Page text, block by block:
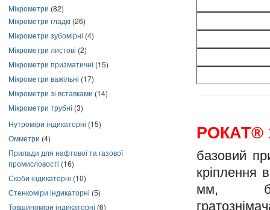
Мікрометри (82)
Мікрометри гладкі (26)
Мікрометри зубомірні (4)
Мікрометри листові (2)
Мікрометри призматичні (15)
Мікрометри важільні (17)
Мікрометри зі вставками (14)
Мікрометри трубні (3)
Нутроміри індикаторні (15)
Омметри (4)
Прилади для нафтової та газової
промисловості (16)
Скоби індикаторні (10)
Стенкоміри індикаторні (5)
Товщиноміри індикаторні (6)
РОКАТ®
базовий
кріплення
мм,